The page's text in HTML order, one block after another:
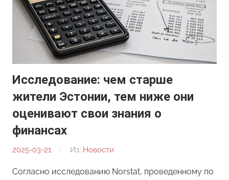
Исследование: чем старше
жители Эстонии, тем ниже они
оценивают свои знания о
финансах
2025-03-21
От:
Из: Новости
Согласно исследованию Norstat, проведенному по